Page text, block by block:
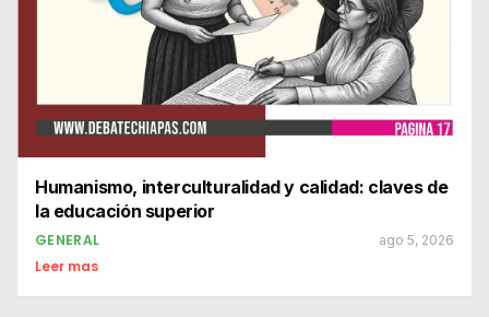
Humanismo, interculturalidad y calidad: claves de
la educación superior
GENERAL ago 5, 2026
Leer mas